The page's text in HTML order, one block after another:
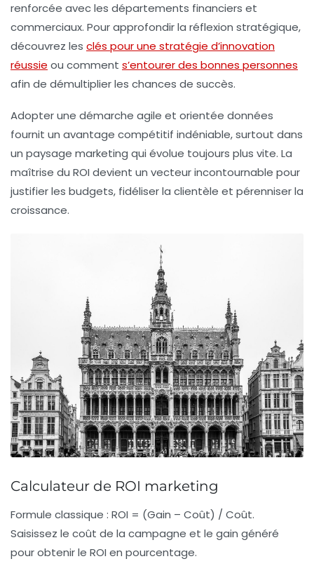
renforcée avec les départements financiers et
commerciaux. Pour approfondir la réflexion stratégique,
découvrez les clés pour une stratégie d’innovation
réussie ou comment s’entourer des bonnes personnes
afin de démultiplier les chances de succès.
Adopter une démarche agile et orientée données
fournit un avantage compétitif indéniable, surtout dans
un paysage marketing qui évolue toujours plus vite. La
maîtrise du ROI devient un vecteur incontournable pour
justifier les budgets, fidéliser la clientèle et pérenniser la
croissance.
Calculateur de ROI marketing
Formule classique : ROI = (Gain – Coût) / Coût.
Saisissez le coût de la campagne et le gain généré
pour obtenir le ROI en pourcentage.